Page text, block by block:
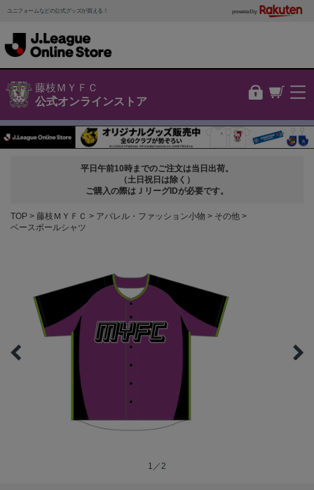
ユニフォームなどの公式グッズが買える！ powered by
藤枝ＭＹＦＣ
公式オンラインストア
平日午前10時までのご注文は当日出荷。
（土日祝日は除く）
ご購入の際はＪリーグIDが必要です。
TOP 藤枝ＭＹＦＣ アパレル・ファッション小物
その他
ベースボールシャツ
1／2